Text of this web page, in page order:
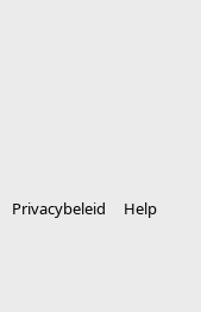
Privacybeleid
Help